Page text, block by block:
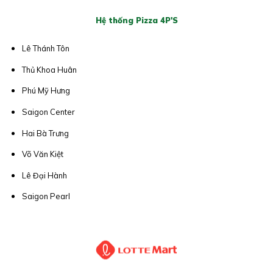
Hệ thống Pizza 4P'S
Lê Thánh Tôn
Thủ Khoa Huân
Phú Mỹ Hưng
Saigon Center
Hai Bà Trưng
Võ Văn Kiệt
Lê Đại Hành
Saigon Pearl